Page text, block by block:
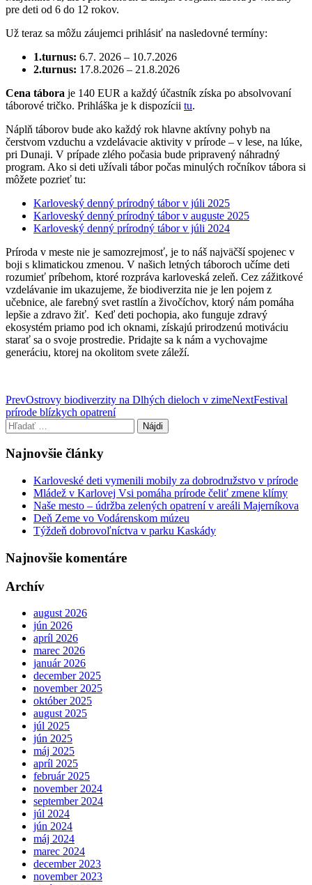
pre deti od 6 do 12 rokov.
Už teraz sa môžu záujemci prihlásiť na nasledovné termíny:
1.turnus: 6.7. 2026 – 10.7.2026
2.turnus: 17.8.2026 – 21.8.2026
Cena tábora je 140 EUR a každý účastník získa po absolvovaní
táborové tričko. Prihláška je k dispozícii tu.
Náplň táborov bude ako každý rok hlavne aktívny pohyb na
čerstvom vzduchu a vzdelávacie aktivity v prírode – v lese, na lúke,
pri Dunaji. V prípade zlého počasia bude pripravený náhradný
program. Ako si deti užívali tábor počas minulých ročníkov tábora si
môžete pozrieť tu:
Karloveský denný prírodný tábor v júli 2025
Karloveský denný prírodný tábor v auguste 2025
Karloveský denný prírodný tábor v júli 2024
Príroda v meste nie je samozrejmosť, je to náš najväčší spojenec v
boji s klimatickou zmenou. V našich letných táboroch učíme deti
rozumieť príbehom, ktoré rozpráva karloveská zeleň. Cez zážitkové
vzdelávanie im ukazujeme, že biodiverzita nie je len pojem z
učebnice, ale farebný svet rastlín a živočíchov, ktorý nám pomáha
lepšie a zdravo žiť. Keď deti pochopia, ako funguje zdravý
ekosystém priamo pod ich oknami, získajú prirodzenú motiváciu
starať sa o svoje prostredie. Pridajte sa k nám a vychovajme
generáciu, ktorej na okolitom svete záleží.
Post
navigation
PrevOstrovy biodiverzity na Dlhých dieloch v zimeNextFestival
prírode blízkych opatrení
Hľadať:
Najnovšie články
Karloveské deti vymenili mobily za dobrodružstvo v prírode
Mládež v Karlovej Vsi pomáha prírode čeliť zmene klímy
Naše mesto – údržba zelených opatrení v areáli Majerníkova
Deň Zeme vo Vodárenskom múzeu
Týždeň dobrovoľníctva v parku Kaskády
Najnovšie komentáre
Archív
august 2026
jún 2026
apríl 2026
marec 2026
január 2026
december 2025
november 2025
október 2025
august 2025
júl 2025
jún 2025
máj 2025
apríl 2025
február 2025
november 2024
september 2024
júl 2024
jún 2024
máj 2024
marec 2024
december 2023
november 2023